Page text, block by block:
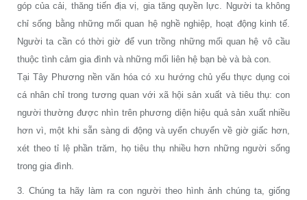
góp của cải, thăng tiến địa vị, gia tăng quyền lực. Người ta không
chỉ sống bằng những mối quan hệ nghề nghiệp, hoạt động kinh tế.
Người ta cần có thời giờ để vun trồng những mối quan hệ vô cầu
thuộc tình cảm gia đình và những mối liên hệ bạn bè và bà con.
Tại Tây Phương nền văn hóa có xu hướng chủ yếu thực dụng coi
cá nhân chỉ trong tương quan với xã hội sản xuất và tiêu thụ: con
người thường được nhìn trên phương diện hiệu quả sản xuất nhiều
hơn vì, một khi sẵn sàng di động và uyển chuyển về giờ giấc hơn,
xét theo tỉ lệ phần trăm, họ tiêu thụ nhiều hơn những người sống
trong gia đình.
3. Chúng ta hãy làm ra con người theo hình ảnh chúng ta, giống